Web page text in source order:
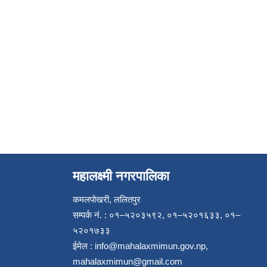
महालक्ष्मी नगरपालिका
कमलपोखरी, ललितपुर
सम्पर्क नं. : ०१–५२०३५९२, ०१–५२०१६३३, ०१–
५२०१७३३
ईमेल : info@mahalaxmimun.gov.np,
mahalaxmimun@gmail.com